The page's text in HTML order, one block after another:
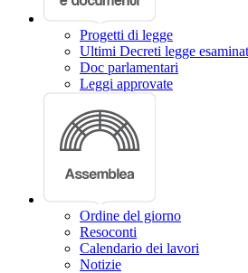
Progetti di legge
Ultimi Decreti legge
Doc parlamentari
Leggi approvate
Ordine del giorno
Resoconti
Calendario dei lavori
Notizie